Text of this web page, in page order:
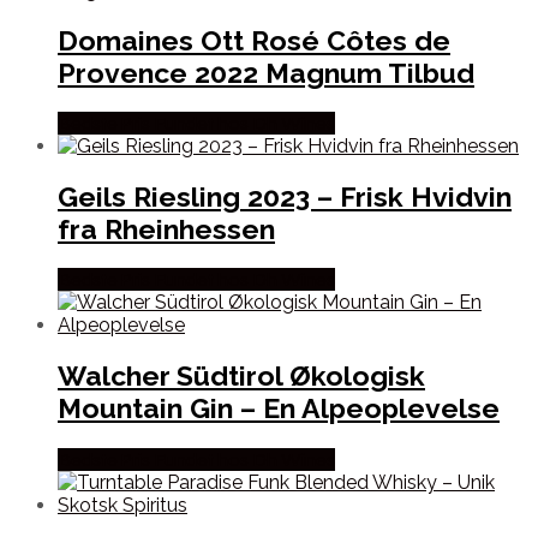
Domaines Ott Rosé Côtes de
Provence 2022 Magnum Tilbud
Geils Riesling 2023 – Frisk Hvidvin
fra Rheinhessen
Walcher Südtirol Økologisk
Mountain Gin – En Alpeoplevelse